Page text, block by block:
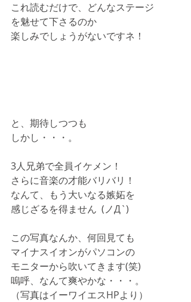
これ読むだけで、どんなステージ
を魅せて下さるのか
楽しみでしょうがないですネ！
と、期待しつつも
しかし・・・。
3人兄弟で全員イケメン！
さらに音楽の才能バリバリ！
なんて、もう大いなる嫉妬を
感じざるを得ません  (ノД`)
この写真なんか、何回見ても
マイナスイオンがパソコンの
モニターから吹いてきます(笑)
嗚呼、なんて爽やかな・・・。
（写真はイーワイエスHPより）